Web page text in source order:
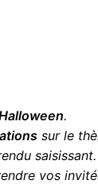
.
sur le
saisissant.
vos